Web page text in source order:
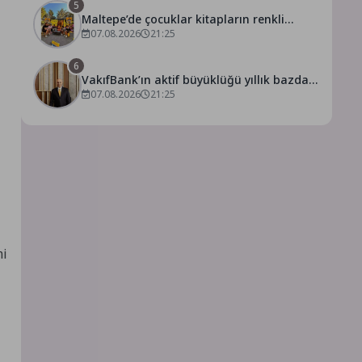
5
Maltepe’de çocuklar kitapların renkli
dünyasında buluştu
07.08.2026 21:25
6
VakıfBank’ın aktif büyüklüğü yıllık bazda
yüzde 28 artışla 5,8 trilyon TL’yi aştı
07.08.2026 21:25